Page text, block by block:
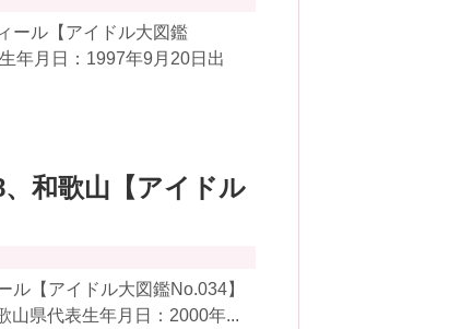
ール【アイドル大図鑑
年月日：1997年9月20日出
和歌山【アイドル
ル【アイドル大図鑑No.034】
山県代表生年月日：2000年...